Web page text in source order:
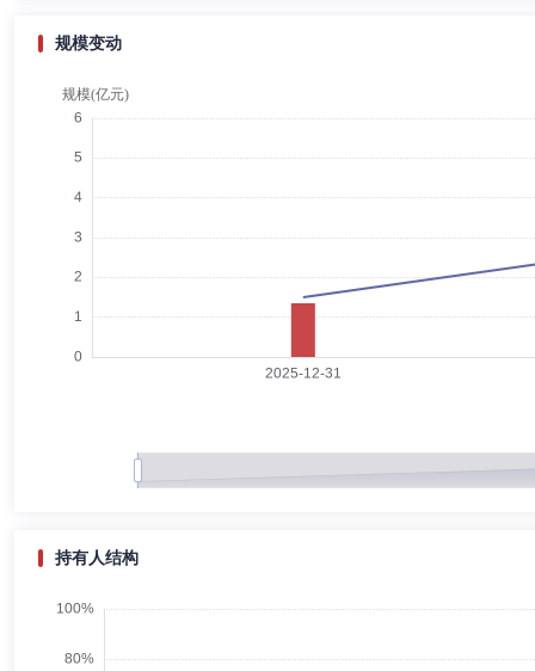
彭朝阳 总经理助理,投资决策委员会成员 学历：硕士
彭朝阳先生：毕业于上海财经大学工商管理硕士。曾任中保康联人寿保
益部总监，弦高(苏州)资产管理有限公司副总经理兼投资总监，蜂巢基
学历：硕士
何美劲
公司首席信息官等职务。现任财信基金管理有限公司首席信息官。
规模变动
持有人结构